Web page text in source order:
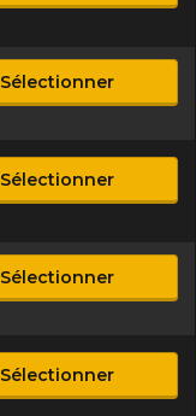
Sélectionner
Sélectionner
Sélectionner
Sélectionner